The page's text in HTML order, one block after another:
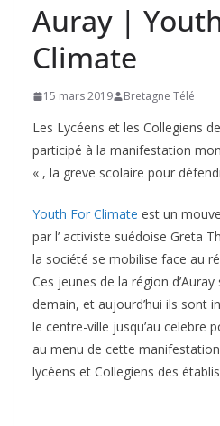
Auray |
Climate
15 mars 2019 Bretagne Télé
Les Lycéens et les Collegiens
participé à la manifestation
« , la greve scolaire pour
Youth For Climate est un
par l’ activiste suédoise Greta
la société se mobilise face au
Ces jeunes de la région
demain, et aujourd’hui ils sont
le centre-ville jusqu’au celebre
au menu de cette
lycéens et Collegiens des